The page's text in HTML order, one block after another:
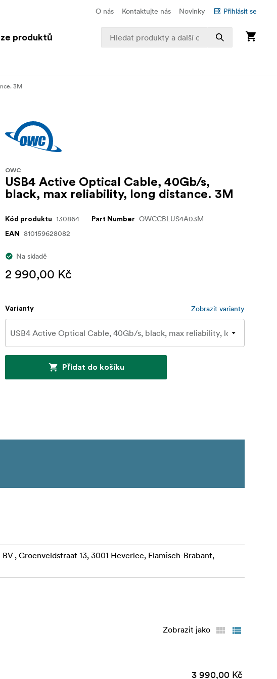
O nás Kontaktujte nás Novinky Přihlásit se
produktů
3M
OWC
USB4 Active Optical Cable, 40Gb/s,
black, max reliability, long distance. 3M
Kód produktu 130864 Part Number OWCCBLUS4A03M
EAN 810159628082
Na skladě
2 990,00 Kč
Varianty Zobrazit varianty
Přidat do košíku
, Groenveldstraat 13, 3001 Heverlee, Flamisch-Brabant,
Zobrazit jako
3 990,00 Kč